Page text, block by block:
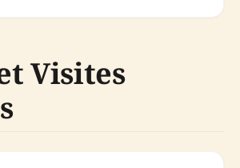
Visites